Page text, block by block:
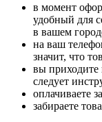
в момент
удобный для
в вашем
на ваш
значит, что
вы приходите
следует
оплачиваете
забираете